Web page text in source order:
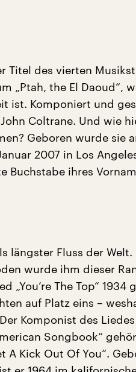
Titel des vierten
„Ptah, the El Daoud“,
ist. Komponiert und
Coltrane. Und wie
Geboren wurde sie
2007 in Los
Buchstabe ihres
längster Fluss der
wurde ihm dieser
„You’re The Top“
auf Platz eins –
Komponist des
Songbook“
A Kick Out Of You“.